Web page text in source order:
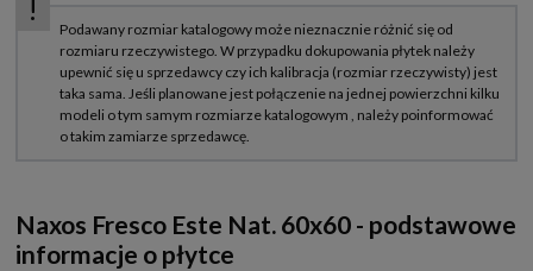
Naxos Fresco Este Nat. 60x60 - podstawowe
informacje o płytce